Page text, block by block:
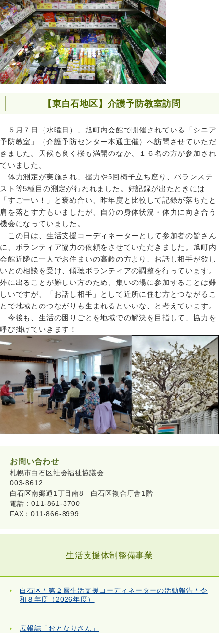
【東白石地区】介護予防教室訪問
５月７日（水曜⽇）、旭町内会館で開催されている「シニア
予防教室」（介護予防センター本通主催）へ訪問させていただ
きました。天候も良く桜も満開のなか、１６名の方が参加され
ていました。
体力測定が実施され、握力や5回椅子立ち座り、バランステ
スト等5種目の測定が行われました。好記録が出たときには
「すごーい！」と褒め合い、昨年度と比較して記録が落ちたと
肩を落とす方もいましたが、自分の身体状況・体力に向き合う
機会になっていました。
この日は、生活支援コーディネーターとして参加者の皆さん
に、ボランティア協力の依頼をさせていただきました。旭町内
会館近隣に一人でお住まいの高齢の方より、お話し相手が欲し
いとの相談を受け、傾聴ボランティアの調整を行っています。
外に出ることが難しい方のため、集いの場に参加することは難
しいですが、「お話し相手」として近所に住む方とつながるこ
とで地域とのつながりも生まれるといいな、と考えています。
今後も、生活の困りごとを地域での解決を目指して、協力を
呼び掛けていきます！
お問い合わせ
札幌市白石区社会福祉協議会
003-8612
白石区南郷通1丁目南8 白石区複合庁舎1階
電話：011-861-3700
FAX：011-866-8999
生活支援体制整備事業
白石区＊第２層生活支援コーディネーターの活動報告＊令
和８年度（2026年度）
広報誌「おとなりさん」